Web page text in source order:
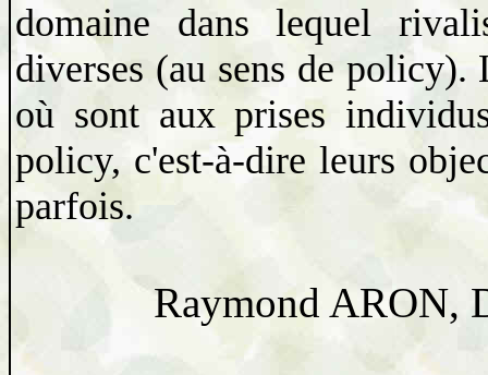
domaine dans lequel
diverses (au sens de
où sont aux prises
policy, c'est-à-dire leurs
parfois.
Raymond ARON,